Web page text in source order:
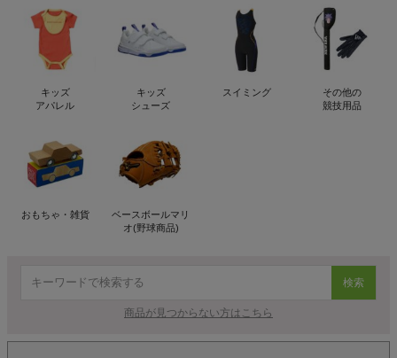
キッズ
アパレル
キッズ
シューズ
スイミング
その他の
競技用品
おもちゃ・雑貨
ベースボールマリ
オ(野球商品)
検索
商品が見つからない方はこちら